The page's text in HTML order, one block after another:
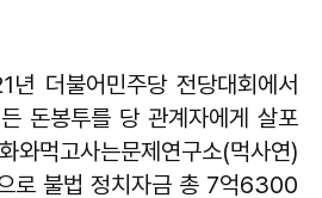
더불어민주당 전당대회에서
돈봉투를 당 관계자에게 살포
와먹고사는문제연구소(먹사연)
로 불법 정치자금 총 7억6300